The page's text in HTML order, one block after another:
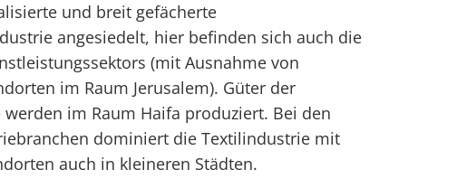
und breit gefächerte
angesiedelt, hier befinden sich auch die
(mit Ausnahme von
im Raum Jerusalem). Güter der
im Raum Haifa produziert. Bei den
dominiert die Textilindustrie mit
auch in kleineren Städten.